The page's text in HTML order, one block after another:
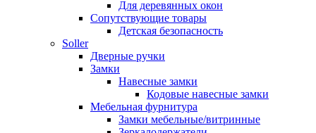
Для деревянных окон
Сопутствующие товары
Детская безопасность
Soller
Дверные ручки
Замки
Навесные замки
Кодовые навесные замки
Мебельная фурнитура
Замки мебельные/витринные